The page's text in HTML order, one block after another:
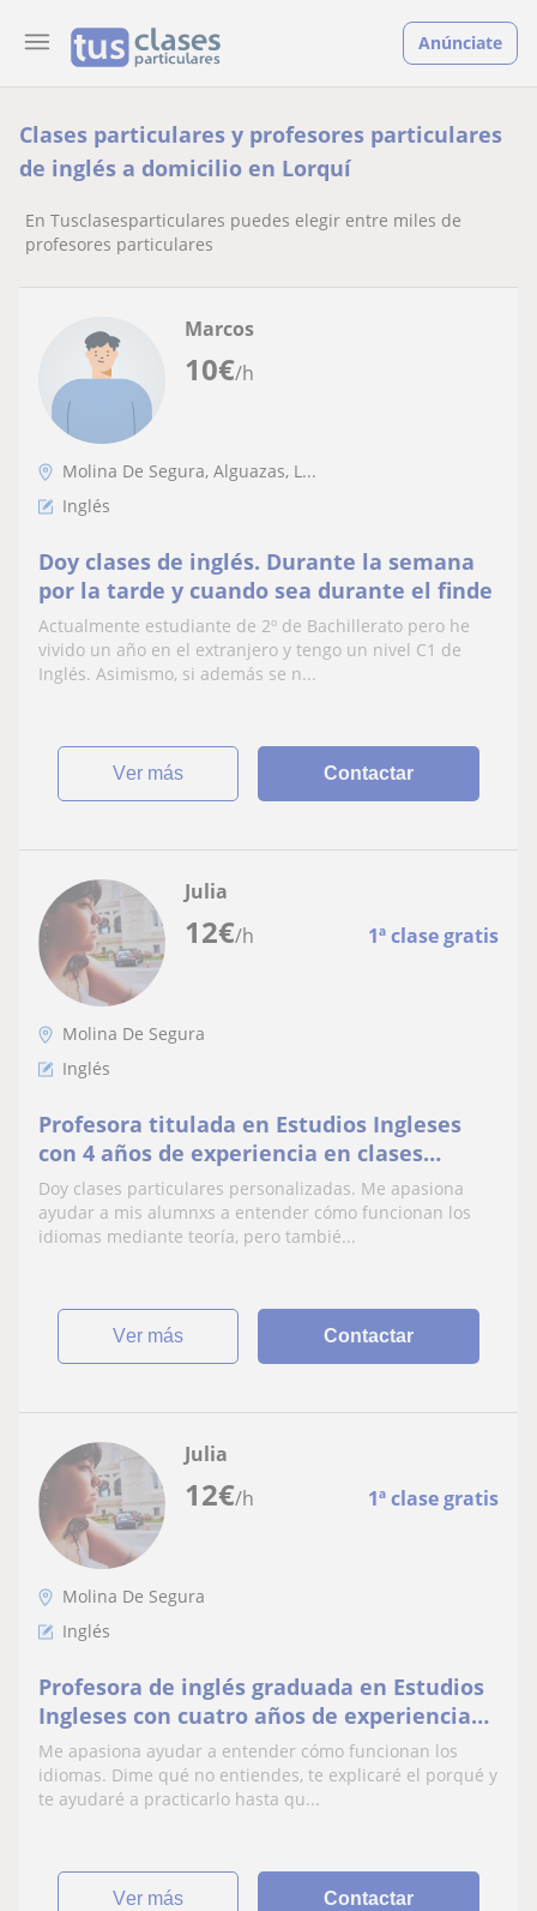
Anúnciate
Clases particulares y profesores particulares
de inglés a domicilio en Lorquí
En Tusclasesparticulares puedes elegir entre miles de
profesores particulares
10€/h
Marcos
Molina De Segura, Alguazas, L...
Inglés
Doy clases de inglés. Durante la semana
por la tarde y cuando sea durante el finde
Actualmente estudiante de 2º de Bachillerato pero he
vivido un año en el extranjero y tengo un nivel C1 de
Inglés. Asimismo, si además se n...
ver más Contactar
12€/h 1ª clase gratis
Julia
Molina De Segura
Inglés
Profesora titulada en Estudios Ingleses
con 4 años de experiencia en clases
particulares de inglés y lengua castella y
literatura
Doy clases particulares personalizadas. Me apasiona
ayudar a mis alumnxs a entender cómo funcionan los
idiomas mediante teoría, pero tambié...
ver más Contactar
12€/h 1ª clase gratis
Julia
Molina De Segura
Inglés
Profesora de inglés graduada en Estudios
Ingleses con cuatro años de experiencia
en clases particulares
(presencial/telemático)
Me apasiona ayudar a entender cómo funcionan los
idiomas. Dime qué no entiendes, te explicaré el porqué y
te ayudaré a practicarlo hasta qu...
ver más Contactar